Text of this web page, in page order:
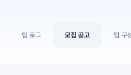
팀 로그 모집 공고 팀 구